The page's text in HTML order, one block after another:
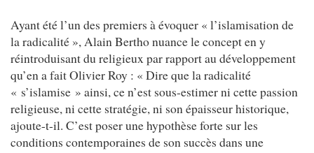
Ayant été l’un des premiers à évoquer « l’islamisation de
la radicalité », Alain Bertho nuance le concept en y
réintroduisant du religieux par rapport au développement
qu’en a fait Olivier Roy : « Dire que la radicalité
« s’islamise » ainsi, ce n’est sous-estimer ni cette passion
religieuse, ni cette stratégie, ni son épaisseur historique,
ajoute-t-il. C’est poser une hypothèse forte sur les
conditions contemporaines de son succès dans une